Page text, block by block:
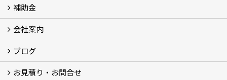
省エネ診断
省エネリフォーム
補助金
住宅性能表示制度
住宅断熱改修促進事業補助金2026
給湯省エネ2026
先進的窓リノベ2026
長期優良住宅化リフォーム推進事業
市川市耐震補助金
船橋市耐震補助金
浦安市耐震補助金
松戸市耐震補助金
四街道市耐震補助金
佐倉市耐震補助金
成田市耐震補助金
会社案内
経営理念／ご挨拶
会社概要
メディア掲載
リフォーム産業新聞掲載
表彰
スタッフ紹介
アクセス
不動産探し
プライバシーポリシー
ブログ
いちかわ新聞連載コラム
人生の歩き方
空設計通信
まもりとそなえ
豆知識
お見積り・お問合せ